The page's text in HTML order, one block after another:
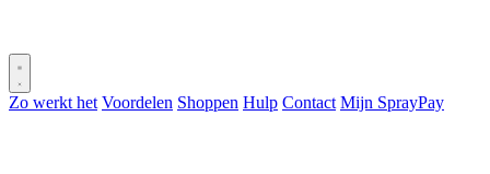
Zo werkt het Voordelen Shoppen Hulp Contact Mijn SprayPay